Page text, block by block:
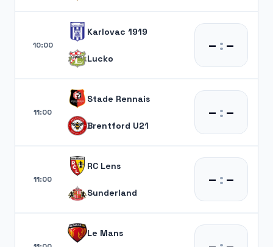
10:00
Karlovac 1919
Lucko
– :–
11:00
Stade Rennais
Brentford U21
– :–
11:00
RC Lens
Sunderland
– :–
Le Mans